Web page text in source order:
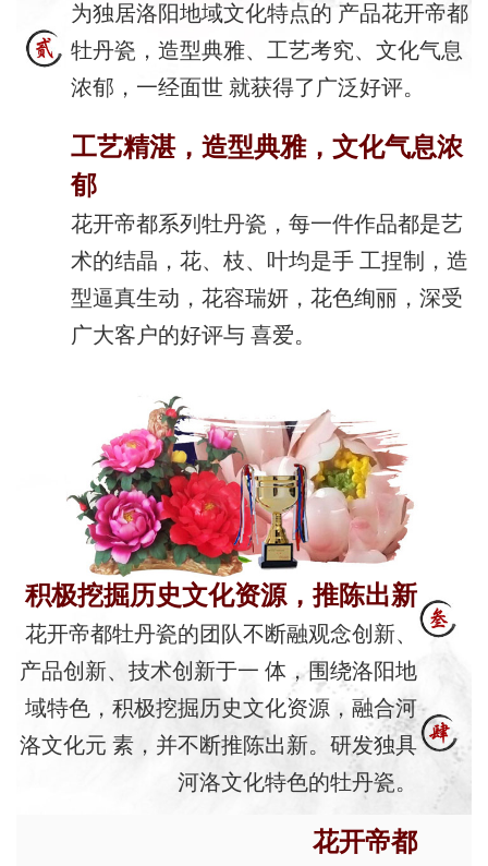
为独居洛阳地域文化特点的 产品花开帝都
牡丹瓷，造型典雅、工艺考究、文化气息
浓郁，一经面世 就获得了广泛好评。
工艺精湛，造型典雅，文化气息浓
郁
花开帝都系列牡丹瓷，每一件作品都是艺
术的结晶，花、枝、叶均是手 工捏制，造
型逼真生动，花容瑞妍，花色绚丽，深受
广大客户的好评与 喜爱。
积极挖掘历史文化资源，推陈出新
花开帝都牡丹瓷的团队不断融观念创新、
产品创新、技术创新于一 体，围绕洛阳地
域特色，积极挖掘历史文化资源，融合河
洛文化元 素，并不断推陈出新。研发独具
河洛文化特色的牡丹瓷。
花开帝都